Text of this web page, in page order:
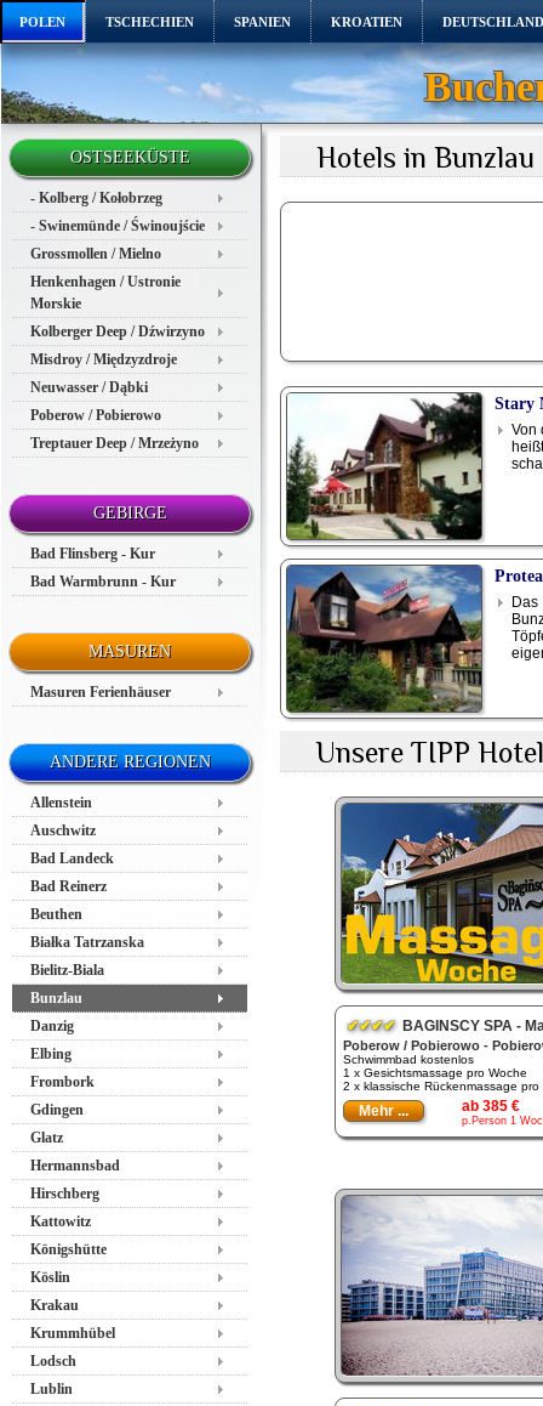
POLEN TSCHECHIEN SPANIEN KROATIEN DEUTSCHLAND
OSTSEEKÜSTE
- Kolberg / Kołobrzeg
- Swinemünde / Świnoujście
Grossmollen / Mielno
Henkenhagen / Ustronie
Morskie
Kolberger Deep / Dźwirzyno
Misdroy / Międzyzdroje
Neuwasser / Dąbki
Poberow / Pobierowo
Treptauer Deep / Mrzeżyno
GEBIRGE
Bad Flinsberg - Kur
Bad Warmbrunn - Kur
MASUREN
Masuren Ferienhäuser
ANDERE REGIONEN
Allenstein
Auschwitz
Bad Landeck
Bad Reinerz
Beuthen
Białka Tatrzanska
Bielitz-Biala
Bunzlau
Danzig
Elbing
Frombork
Gdingen
Glatz
Hermannsbad
Hirschberg
Kattowitz
Königshütte
Köslin
Krakau
Krummhübel
Lodsch
Lublin
Hotels in Bunzlau
Stary
Von
Das
Unsere TIPP
✔✔✔✔BAGINSCY SPA - Massage
Poberow / Pobierowo -
Schwimmbad kostenlos
1 x Gesichtsmassage pro Woche
2 x klassische Rückenmassage pro
Mehr ... ab 385 €
p.Person 1